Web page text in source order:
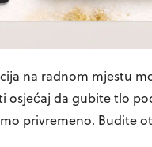
na radnom mjestu
osjećaj da gubite tlo
privremeno. Budite